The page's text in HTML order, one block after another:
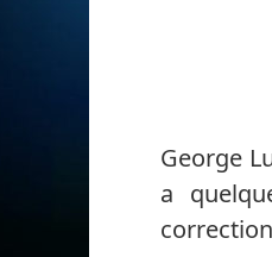
George
a